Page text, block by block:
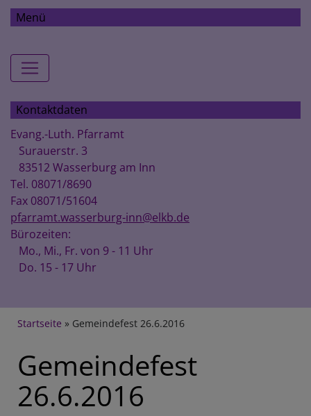
Menü
Hauptnavigation
Kontaktdaten
Evang.-Luth. Pfarramt
Surauerstr. 3
83512 Wasserburg am Inn
Tel. 08071/8690
Fax 08071/51604
pfarramt.wasserburg-inn@elkb.de
Bürozeiten:
Mo., Mi., Fr. von 9 - 11 Uhr
Do. 15 - 17 Uhr
Breadcrumb
Startseite Gemeindefest 26.6.2016
Gemeindefest
26.6.2016